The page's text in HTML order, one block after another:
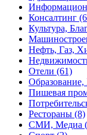
Консалтинг
Культура,
Нефть, Газ,
Отели (61)
Образование,
Пишевая
Рестораны (8)
СМИ, Медиа